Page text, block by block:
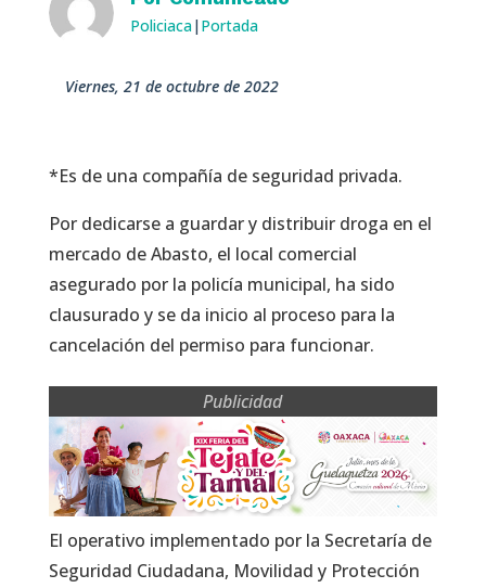
Policiaca| Portada
viernes, 21 de octubre de 2022
*Es de una compañía de seguridad privada.
Por dedicarse a guardar y distribuir droga en el
mercado de Abasto, el local comercial
asegurado por la policía municipal, ha sido
clausurado y se da inicio al proceso para la
cancelación del permiso para funcionar.
Publicidad
El operativo implementado por la Secretaría de
Seguridad Ciudadana, Movilidad y Protección